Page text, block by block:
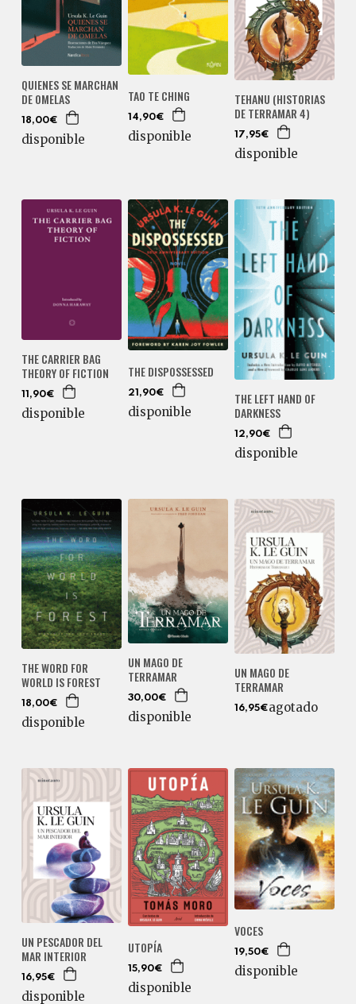
QUIENES SE MARCHAN
DE OMELAS
18,00€
disponible
TAO TE CHING
14,90€
disponible
TEHANU (HISTORIAS
DE TERRAMAR 4)
17,95€
disponible
THE CARRIER BAG
THEORY OF FICTION
11,90€
disponible
THE DISPOSSESSED
21,90€
disponible
THE LEFT HAND OF
DARKNESS
12,90€
disponible
THE WORD FOR
WORLD IS FOREST
18,00€
disponible
UN MAGO DE
TERRAMAR
30,00€
disponible
UN MAGO DE
TERRAMAR
16,95€agotado
UN PESCADOR DEL
MAR INTERIOR
16,95€
disponible
UTOPÍA
15,90€
disponible
VOCES
19,50€
disponible